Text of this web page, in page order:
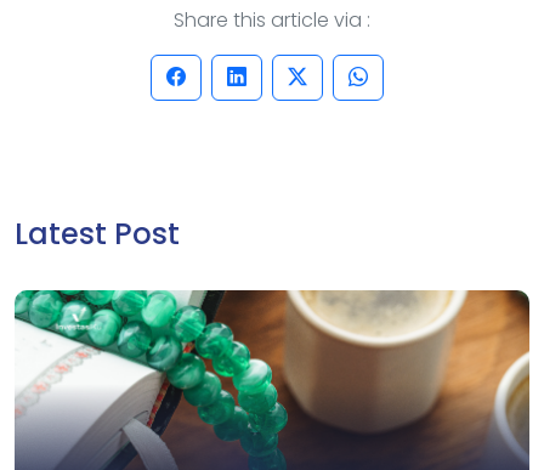
Share this article via :
Latest Post